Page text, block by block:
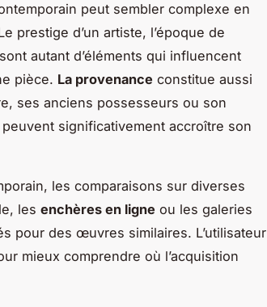
peut sembler complexe en
prestige d’un artiste, l’époque de
autant d’éléments qui influencent
pièce. La provenance constitue aussi
ses anciens possesseurs ou son
significativement accroître son
les comparaisons sur diverses
les enchères en ligne ou les galeries
pour des œuvres similaires. L’utilisateur
mieux comprendre où l’acquisition